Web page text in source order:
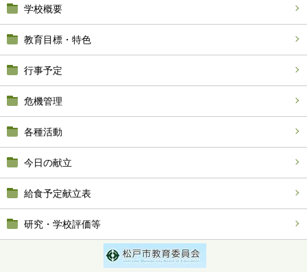
学校概要
教育目標・特色
行事予定
危機管理
各種活動
今日の献立
給食予定献立表
研究・学校評価等